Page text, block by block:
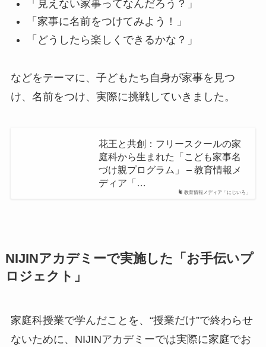
「見えない家事ってなんだろう？」
「家事に名前をつけてみよう！」
「どうしたら楽しくできるかな？」
などをテーマに、子どもたち自身が家事を見つ
け、名前をつけ、実際に挑戦していきました。
教育情報メディア「にじいろ」
花王と共創：フリースクールの家
庭科から生まれた「こども家事名
づけ親プログラム」 – 教育情報メ
ディア「…
NIJINアカデミーで実施した「お手伝いプ
ロジェクト」
家庭科授業で学んだことを、“授業だけ”で終わらせ
ないために、NIJINアカデミーでは実際に家庭でお